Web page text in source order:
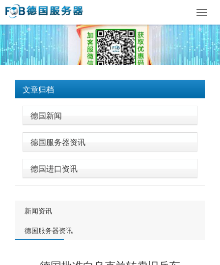
文章归档
德国新闻
德国服务器资讯
德国进口资讯
新闻资讯
德国服务器资讯